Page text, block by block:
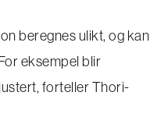
beregnes ulikt, og kan
eksempel blir
forteller Thori-